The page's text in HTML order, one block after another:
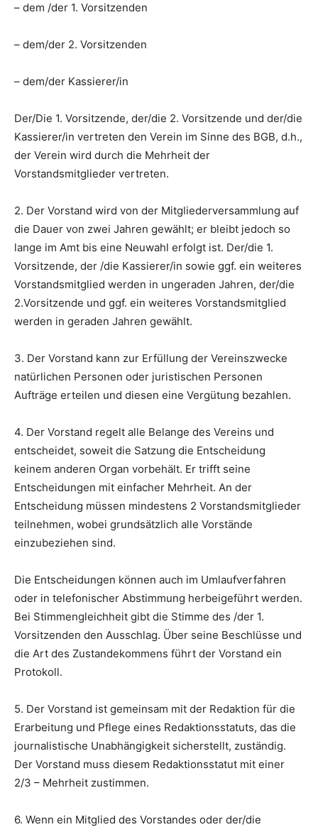
– dem /der 1. Vorsitzenden
– dem/der 2. Vorsitzenden
– dem/der Kassierer/in
Der/Die 1. Vorsitzende, der/die 2. Vorsitzende und der/die
Kassierer/in vertreten den Verein im Sinne des BGB, d.h.,
der Verein wird durch die Mehrheit der
Vorstandsmitglieder vertreten.
2. Der Vorstand wird von der Mitgliederversammlung auf
die Dauer von zwei Jahren gewählt; er bleibt jedoch so
lange im Amt bis eine Neuwahl erfolgt ist. Der/die 1.
Vorsitzende, der /die Kassierer/in sowie ggf. ein weiteres
Vorstandsmitglied werden in ungeraden Jahren, der/die
2.Vorsitzende und ggf. ein weiteres Vorstandsmitglied
werden in geraden Jahren gewählt.
3. Der Vorstand kann zur Erfüllung der Vereinszwecke
natürlichen Personen oder juristischen Personen
Aufträge erteilen und diesen eine Vergütung bezahlen.
4. Der Vorstand regelt alle Belange des Vereins und
entscheidet, soweit die Satzung die Entscheidung
keinem anderen Organ vorbehält. Er trifft seine
Entscheidungen mit einfacher Mehrheit. An der
Entscheidung müssen mindestens 2 Vorstandsmitglieder
teilnehmen, wobei grundsätzlich alle Vorstände
einzubeziehen sind.
Die Entscheidungen können auch im Umlaufverfahren
oder in telefonischer Abstimmung herbeigeführt werden.
Bei Stimmengleichheit gibt die Stimme des /der 1.
Vorsitzenden den Ausschlag. Über seine Beschlüsse und
die Art des Zustandekommens führt der Vorstand ein
Protokoll.
5. Der Vorstand ist gemeinsam mit der Redaktion für die
Erarbeitung und Pflege eines Redaktionsstatuts, das die
journalistische Unabhängigkeit sicherstellt, zuständig.
Der Vorstand muss diesem Redaktionsstatut mit einer
2/3 – Mehrheit zustimmen.
6. Wenn ein Mitglied des Vorstandes oder der/die